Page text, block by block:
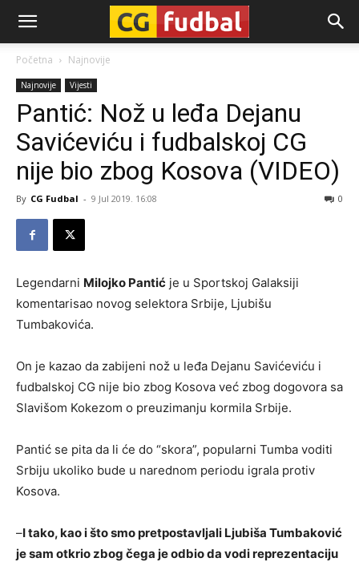
CG-
Fudbal
Početna Najnovije
Najnovije Vijesti
Pantić: Nož u leđa Dejanu
Savićeviću i fudbalskoj CG
nije bio zbog Kosova (VIDEO)
By CG Fudbal - 9 Jul 2019. 16:08 0
Legendarni Milojko Pantić je u Sportskoj Galaksiji
komentarisao novog selektora Srbije, Ljubišu
Tumbakovića.
On je kazao da zabijeni nož u leđa Dejanu Savićeviću i
fudbalskoj CG nije bio zbog Kosova već zbog dogovora sa
Slavišom Kokezom o preuzimanju kormila Srbije.
Pantić se pita da li će do “skora”, popularni Tumba voditi
Srbiju ukoliko bude u narednom periodu igrala protiv
Kosova.
–I tako, kao i što smo pretpostavljali Ljubiša Tumbaković
je sam otkrio zbog čega je odbio da vodi reprezentaciju